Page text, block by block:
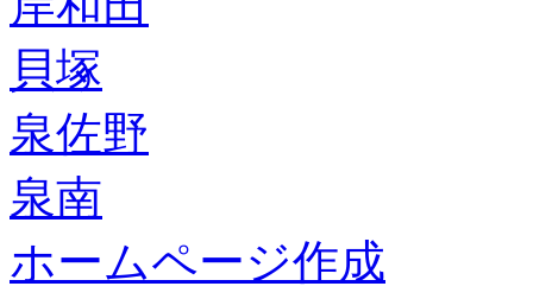
貝塚
泉佐野
泉南
ホームページ作成